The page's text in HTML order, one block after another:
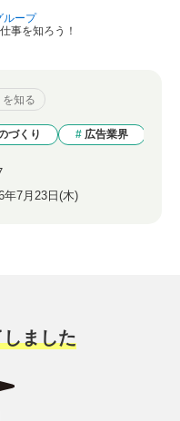
ループ
事を知ろう！
知る
づくり 広告業界
年7月23日(木)
ました